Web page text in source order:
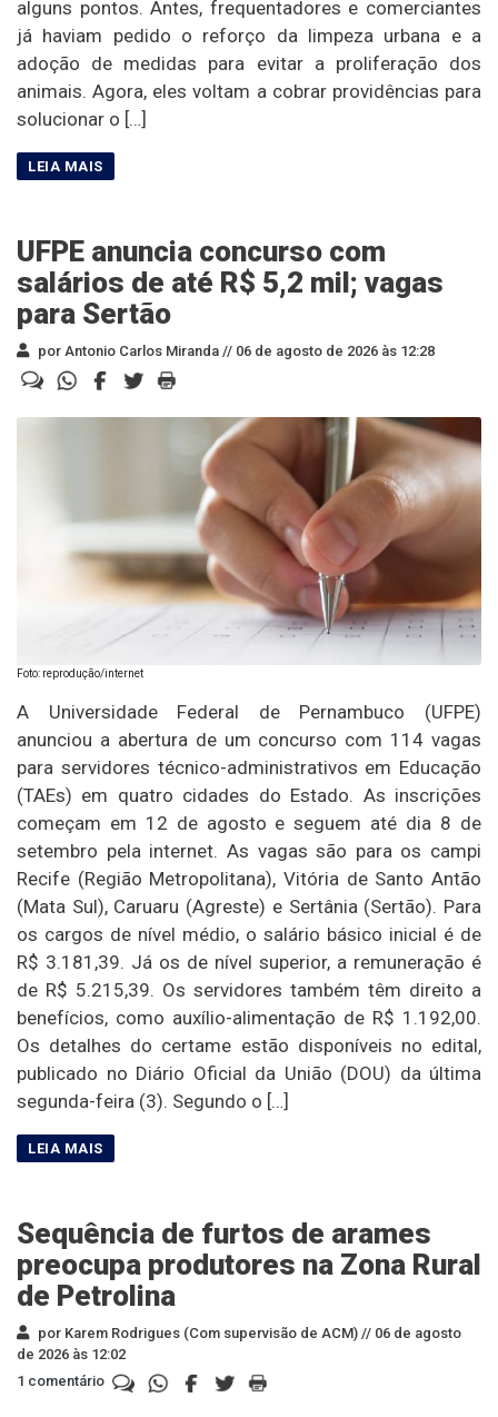
alguns pontos. Antes, frequentadores e comerciantes
já haviam pedido o reforço da limpeza urbana e a
adoção de medidas para evitar a proliferação dos
animais. Agora, eles voltam a cobrar providências para
solucionar o […]
UFPE anuncia concurso com
salários de até R$ 5,2 mil; vagas
para Sertão
por Antonio Carlos Miranda // 06 de agosto de 2026 às 12:28
Foto: reprodução/internet
A Universidade Federal de Pernambuco (UFPE)
anunciou a abertura de um concurso com 114 vagas
para servidores técnico-administrativos em Educação
(TAEs) em quatro cidades do Estado. As inscrições
começam em 12 de agosto e seguem até dia 8 de
setembro pela internet. As vagas são para os campi
Recife (Região Metropolitana), Vitória de Santo Antão
(Mata Sul), Caruaru (Agreste) e Sertânia (Sertão). Para
os cargos de nível médio, o salário básico inicial é de
R$ 3.181,39. Já os de nível superior, a remuneração é
de R$ 5.215,39. Os servidores também têm direito a
benefícios, como auxílio-alimentação de R$ 1.192,00.
Os detalhes do certame estão disponíveis no edital,
publicado no Diário Oficial da União (DOU) da última
segunda-feira (3). Segundo o […]
Sequência de furtos de arames
preocupa produtores na Zona Rural
de Petrolina
por Karem Rodrigues (Com supervisão de ACM) // 06 de agosto
de 2026 às 12:02
1 comentário